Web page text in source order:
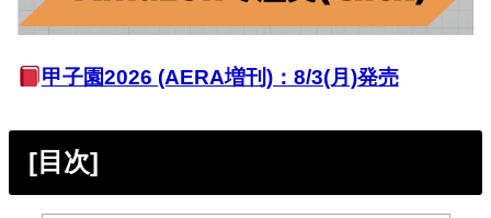
甲子園2026 (AERA増刊)：8/3(月)発売
[目次]